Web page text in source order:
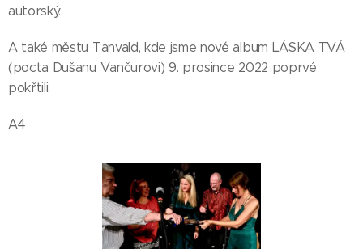
autorský.
A také městu Tanvald, kde jsme nové album LÁSKA TVÁ
(pocta Dušanu Vančurovi) 9. prosince 2022 poprvé
pokřtili.
A4